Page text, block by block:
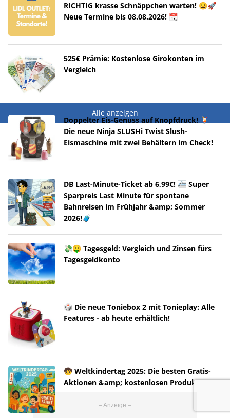
RICHTIG krasse Schnäppchen warten! 😀🚀
Neue Termine bis 08.08.2026! 📆
525€ Prämie: Kostenlose Girokonten im
Vergleich
Alle anzeigen
Doppelter Eis-Genuss auf Knopfdruck! 🍹
Die neue Ninja SLUSHi Twist Slush-
Eismaschine mit zwei Behältern im Check!
DB Last-Minute-Ticket ab 6,99€! 🚈 Super
Sparpreis Last Minute für spontane
Bahnreisen im Frühjahr &amp; Sommer
2026!🧳
💸🤑 Tagesgeld: Vergleich und Zinsen fürs
Tagesgeldkonto
🎲 Die neue Toniebox 2 mit Tonieplay: Alle
Features - ab heute erhältlich!
🧒 Weltkindertag 2025: Die besten Gratis-
Aktionen &amp; kostenlosen Produkte